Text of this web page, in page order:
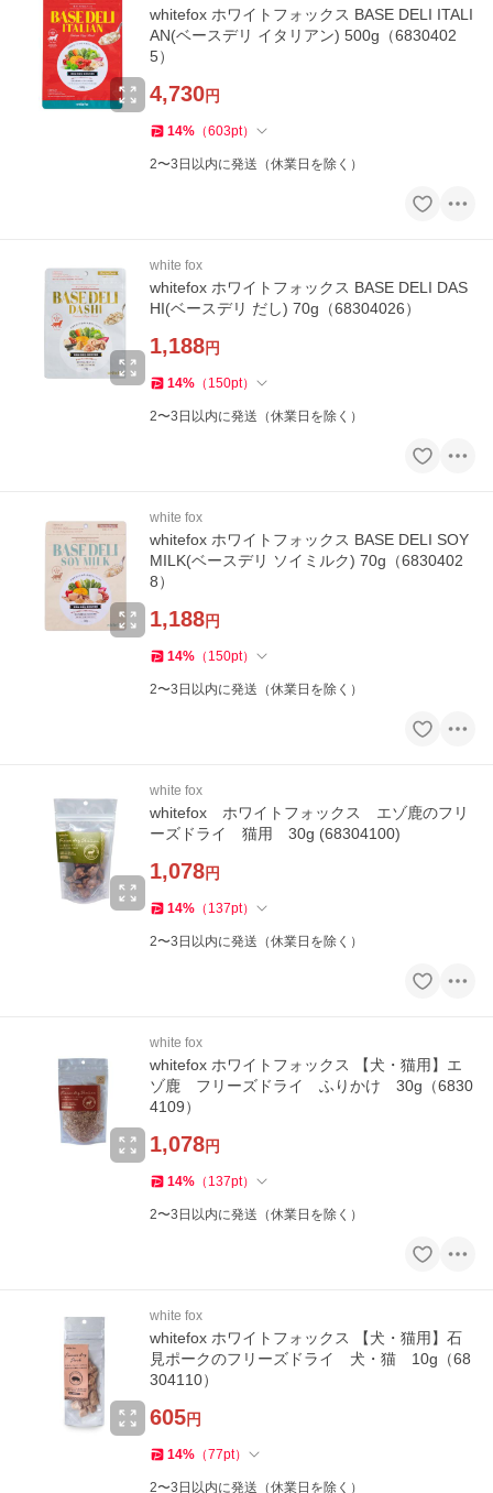
whitefox ホワイトフォックス BASE DELI ITALI
AN(ベースデリ イタリアン) 500g（6830402
5）
4,730円
14% （603pt）
2〜3日以内に発送（休業日を除く）
white fox
whitefox ホワイトフォックス BASE DELI DAS
HI(ベースデリ だし) 70g（68304026）
1,188円
14% （ 150pt）
2〜3日以内に発送（休業日を除く）
white fox
whitefox ホワイトフォックス BASE DELI SOY
MILK(ベースデリ ソイミルク) 70g（6830402
8）
1,188円
14% （ 150pt）
2〜3日以内に発送（休業日を除く）
white fox
whitefox ホワイトフォックス エゾ鹿のフリ
ーズドライ 猫用 30g (68304100)
1,078円
14% （ 137pt）
2〜3日以内に発送（休業日を除く）
white fox
whitefox ホワイトフォックス 【犬・猫用】エ
ゾ鹿 フリーズドライ ふりかけ 30g（6830
4109）
1,078円
14% （ 137pt）
2〜3日以内に発送（休業日を除く）
white fox
whitefox ホワイトフォックス 【犬・猫用】石
見ポークのフリーズドライ 犬・猫 10g（68
304110）
605円
14% （77pt）
2〜3日以内に発送（休業日を除く）